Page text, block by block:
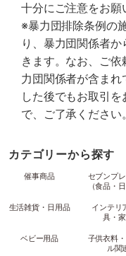
十分にご注意をお願
※暴力団排除条例の
り、暴力団関係者
きます。なお、ご
力団関係者が含ま
した後でもお取引
で、ご了承ください。
カテゴリーから探す
催事商品
セブンプ
（食品・
生活雑貨・日用品
インテリ
具・
ベビー用品
子供衣料
ル関